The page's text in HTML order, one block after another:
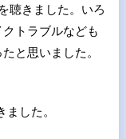
聴きました。いろ
トラブルなども
と思いました。
した。